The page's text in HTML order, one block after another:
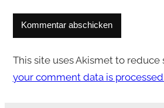
This site uses Akismet to reduce
your comment data is processed.